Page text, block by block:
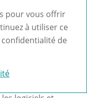
propriété
sur les droits
être
Web, y
illustrations,
pour vous offrir
à utiliser ce
de